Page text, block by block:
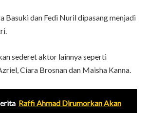
Basuki dan Fedi Nuril dipasang menjadi
sederet aktor lainnya seperti
Ciara Brosnan dan Maisha Kanna.
Raffi Ahmad Dirumorkan Akan